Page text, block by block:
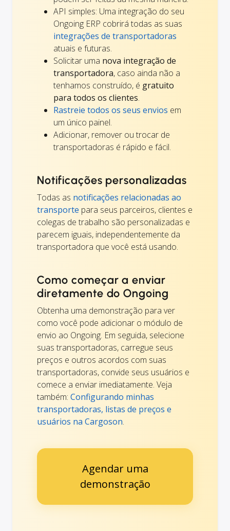
API simples: Uma integração do seu
Ongoing ERP cobrirá todas as suas
integrações de transportadoras
atuais e futuras.
Solicitar uma nova integração de
transportadora, caso ainda não a
tenhamos construído, é gratuito
para todos os clientes.
Rastreie todos os seus envios em
um único painel.
Adicionar, remover ou trocar de
transportadoras é rápido e fácil.
Notificações personalizadas
Todas as notificações relacionadas ao
transporte para seus parceiros, clientes e
colegas de trabalho são personalizadas e
parecem iguais, independentemente da
transportadora que você está usando.
Como começar a enviar
diretamente do Ongoing
Obtenha uma demonstração para ver
como você pode adicionar o módulo de
envio ao Ongoing. Em seguida, selecione
suas transportadoras, carregue seus
preços e outros acordos com suas
transportadoras, convide seus usuários e
comece a enviar imediatamente. Veja
também: Configurando minhas
transportadoras, listas de preços e
usuários na Cargoson.
Agendar uma
demonstração